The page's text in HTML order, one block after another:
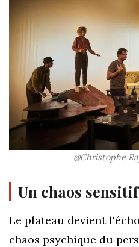
@Christophe
Un chaos sensitif
Le plateau devient
chaos psychique du